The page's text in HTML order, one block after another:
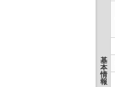
基
本
情
報